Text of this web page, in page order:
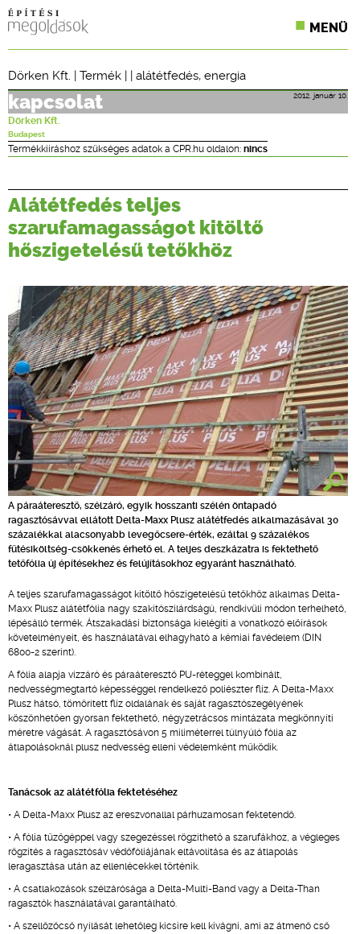
MENÜ
ONLINE KÉPZÉSEK
TERVEZÉSI SEGÉDLETEK
Dörken Kft. | Termék | | alátétfedés, energia
2012. január 10.
kapcsolat
Dörken Kft.
Budapest
Termékkiíráshoz szükséges adatok a CPR.hu oldalon: nincs
Alátétfedés teljes
szarufamagasságot kitöltő
hőszigetelésű tetőkhöz
A páraáteresztő, szélzáró, egyik hosszanti szélén öntapadó
ragasztósávval ellátott Delta-Maxx Plusz alátétfedés alkalmazásával 30
százalékkal alacsonyabb levegőcsere-érték, ezáltal 9 százalékos
fűtésiköltség-csökkenés érhető el. A teljes deszkázatra is fektethető
tetőfólia új építésekhez és felújításokhoz egyaránt használható.
A teljes szarufamagasságot kitöltő hőszigetelésű tetőkhöz alkalmas Delta-
Maxx Plusz alátétfólia nagy szakítószilárdságú, rendkívüli módon terhelhető,
lépésálló termék. Átszakadási biztonsága kielégíti a vonatkozó előírások
követelményeit, és használatával elhagyható a kémiai favédelem (DIN
6800-2 szerint).
A fólia alapja vízzáró és páraáteresztő PU-réteggel kombinált,
nedvességmegtartó képességgel rendelkező poliészter flíz. A Delta-Maxx
Plusz hátsó, tömörített flíz oldalának és saját ragasztószegélyének
köszönhetően gyorsan fektethető, négyzetrácsos mintázata megkönnyíti
méretre vágását. A ragasztósávon 5 miliméterrel túlnyúló fólia az
átlapolásoknál plusz nedvesség elleni védelemként működik.
Tanácsok az alátétfólia fektetéséhez
• A Delta-Maxx Plusz az ereszvonallal párhuzamosan fektetendő.
• A fólia tűzőgéppel vagy szegezéssel rögzíthető a szarufákhoz, a végleges
rögzítés a ragasztósáv védőfóliájának eltávolítása és az átlapolás
leragasztása után az ellenlécekkel történik.
• A csatlakozások szélzárósága a Delta-Multi-Band vagy a Delta-Than
ragasztók használatával garantálható.
• A szellőzőcső nyílását lehetőleg kicsire kell kivágni, ami az átmenő cső